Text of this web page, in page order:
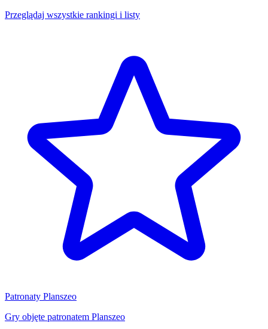
Przeglądaj wszystkie rankingi i listy
Patronaty Planszeo
Gry objęte patronatem Planszeo